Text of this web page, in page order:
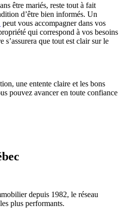
être mariés, reste tout à fait
d’être bien informés. Un
peut vous accompagner dans vos
qui correspond à vos besoins
s’assurera que tout est clair sur le
une entente claire et les bons
pouvez avancer en toute confiance
depuis 1982, le réseau
plus performants.